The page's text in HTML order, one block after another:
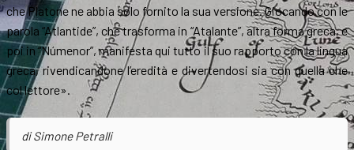
che Platone ne abbia solo fornito la sua versione. Giocando con le
parola “Atlantide”, che trasforma in “Atalante”, altra forma greca, e
poi in “Númenor”, manifesta qui tutto il suo rapporto con la lingua
greca, rivendicandone l’eredità e divertendosi sia con quella che
col lettore».
di Simone Petralli